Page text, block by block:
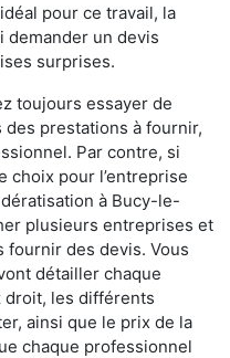
pour ce travail, la
demander un devis
surprises.
toujours essayer de
prestations à fournir,
Par contre, si
choix pour l’entreprise
à Bucy-le-
plusieurs entreprises et
fournir des devis. Vous
détailler chaque
droit, les différents
ainsi que le prix de la
chaque professionnel